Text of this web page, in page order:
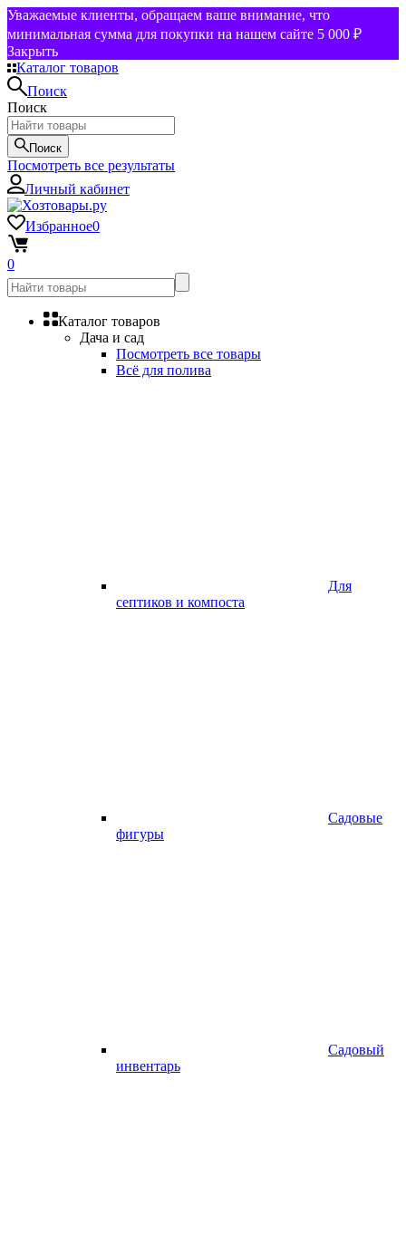
Уважаемые клиенты, обращаем ваше внимание, что
минимальная сумма для покупки на нашем сайте 5 000 ₽
Закрыть
Каталог товаров
Поиск
Поиск
Поиск
Посмотреть все результаты
Личный кабинет
Избранное0
0
Каталог товаров
Дача и сад
Посмотреть все товары
Всё для полива
Для
септиков и компоста
Садовые
фигуры
Садовый
инвентарь